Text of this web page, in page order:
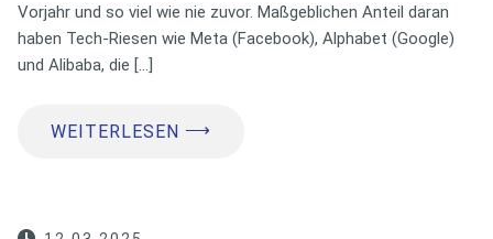
Vorjahr und so viel wie nie zuvor. Maßgeblichen Anteil daran
haben Tech-Riesen wie Meta (Facebook), Alphabet (Google)
und Alibaba, die […]
WEITERLESEN ⟶